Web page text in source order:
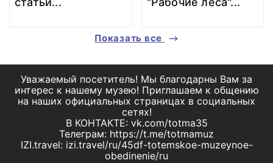
Показать все
Уважаемый посетитель! Мы благодарны Вам за
интерес к нашему музею! Приглашаем к общению
на наших официальных страницах в социальных
сетях!
В КОНТАКТЕ: vk.com/totma35
Телеграм: https://t.me/totmamuz
IZI.travel: izi.travel/ru/45df-totemskoe-muzeynoe-
obedinenie/ru